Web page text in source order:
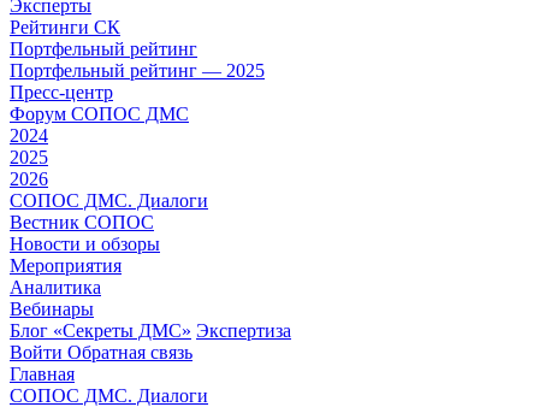
Эксперты
Рейтинги СК
Портфельный рейтинг
Портфельный рейтинг — 2025
Пресс-центр
Форум СОПОС ДМС
2024
2025
2026
СОПОС ДМС. Диалоги
Вестник СОПОС
Новости и обзоры
Мероприятия
Аналитика
Вебинары
Блог «Секреты ДМС» Экспертиза
Войти Обратная связь
Главная
СОПОС ДМС. Диалоги